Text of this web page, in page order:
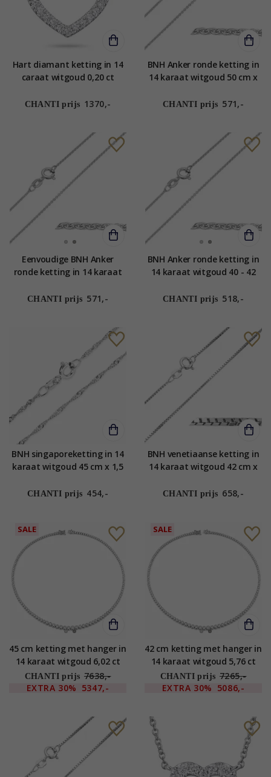
Hart diamant ketting in 14
caraat witgoud 0,20 ct
CHANTI prijs 1370,-
BNH Anker ronde ketting in
14 karaat witgoud 50 cm x
CHANTI prijs 571,-
Eenvoudige BNH Anker
ronde ketting in 14 karaat
CHANTI prijs 571,-
BNH Anker ronde ketting in
14 karaat witgoud 40 - 42
CHANTI prijs 518,-
BNH singaporeketting in 14
karaat witgoud 45 cm x 1,5
CHANTI prijs 454,-
BNH venetiaanse ketting in
14 karaat witgoud 42 cm x
CHANTI prijs 658,-
SALE
45 cm ketting met hanger in
14 karaat witgoud 6,02 ct
CHANTI prijs 7638,-
EXTRA 30% 5347,-
SALE
42 cm ketting met hanger in
14 karaat witgoud 5,76 ct
CHANTI prijs 7265,-
EXTRA 30% 5086,-